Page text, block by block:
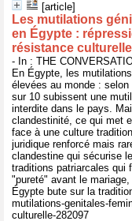
[article]
Les mutilations
en Égypte :
résistance culturelle
- In : THE
En Égypte, les
élevées au monde :
sur 10 subissent une
interdite dans le pays.
clandestinité, ce qui met
face à une culture
juridique renforcé mais
clandestine qui sécurise
traditions patriarcales qui
"pureté" avant le mariage,
Égypte bute sur la
mutilations-genitales-
culturelle-282097